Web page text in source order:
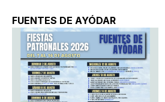
FUENTES DE AYÓDAR